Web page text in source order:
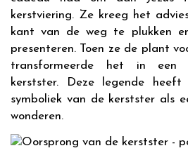
kerstviering. Ze kreeg het
kant van de weg te plukken
presenteren. Toen ze de plant
transformeerde het in een
kerstster. Deze legende
symboliek van de kerstster als
wonderen.